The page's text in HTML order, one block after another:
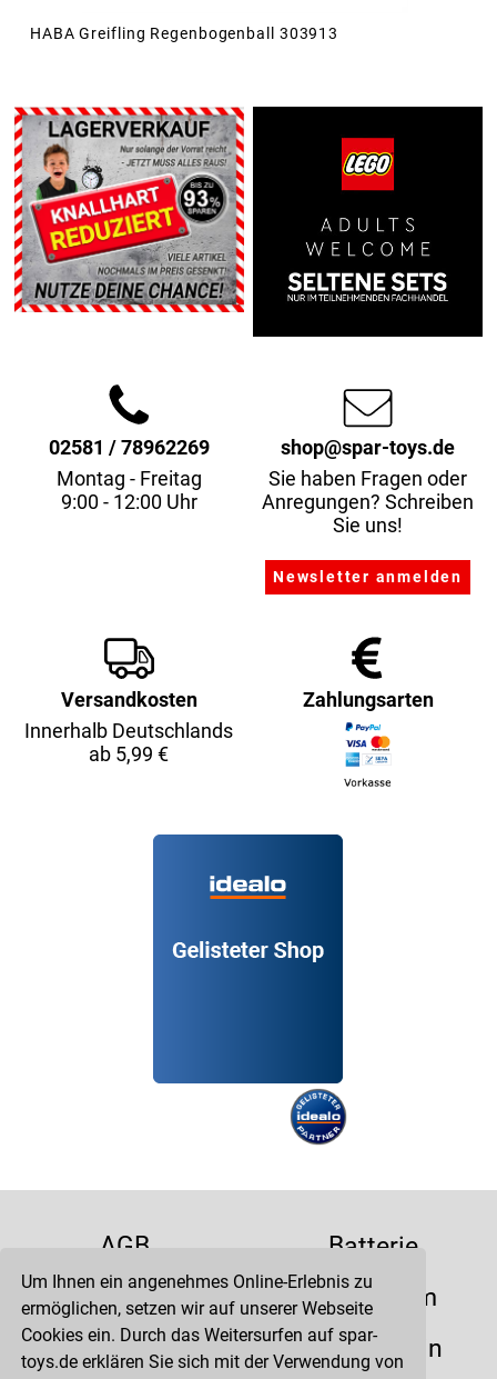
Um Ihnen ein angenehmes Online-Erlebnis zu
ermöglichen, setzen wir auf unserer Webseite
Cookies ein. Durch das Weitersurfen auf spar-
toys.de erklären Sie sich mit der Verwendung von
HABA Greifling Regenbogenball 303913
02581 / 78962269
Montag - Freitag
9:00 - 12:00 Uhr
shop@spar-toys.de
Sie haben Fragen oder
Anregungen? Schreiben
Sie uns!
Versandkosten
Innerhalb Deutschlands
ab 5,99 €
Zahlungsarten
AGB
Batterie
Datenschutz
Impressum
Kontakt
Liefertermin